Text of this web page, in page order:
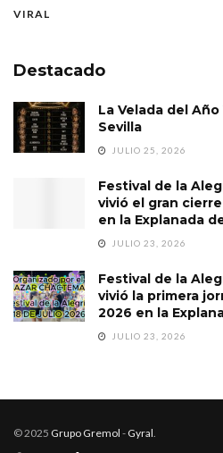
VIRAL
Destacado
La Velada del
Sevilla
JULIO 25, 2026
Festival de la
vivió el gran
en la Explanada
JULIO 23, 2026
Festival de la
vivió la primera
2026 en la
JULIO 23, 2026
© 2025 Grupo Gremol - Gyral.